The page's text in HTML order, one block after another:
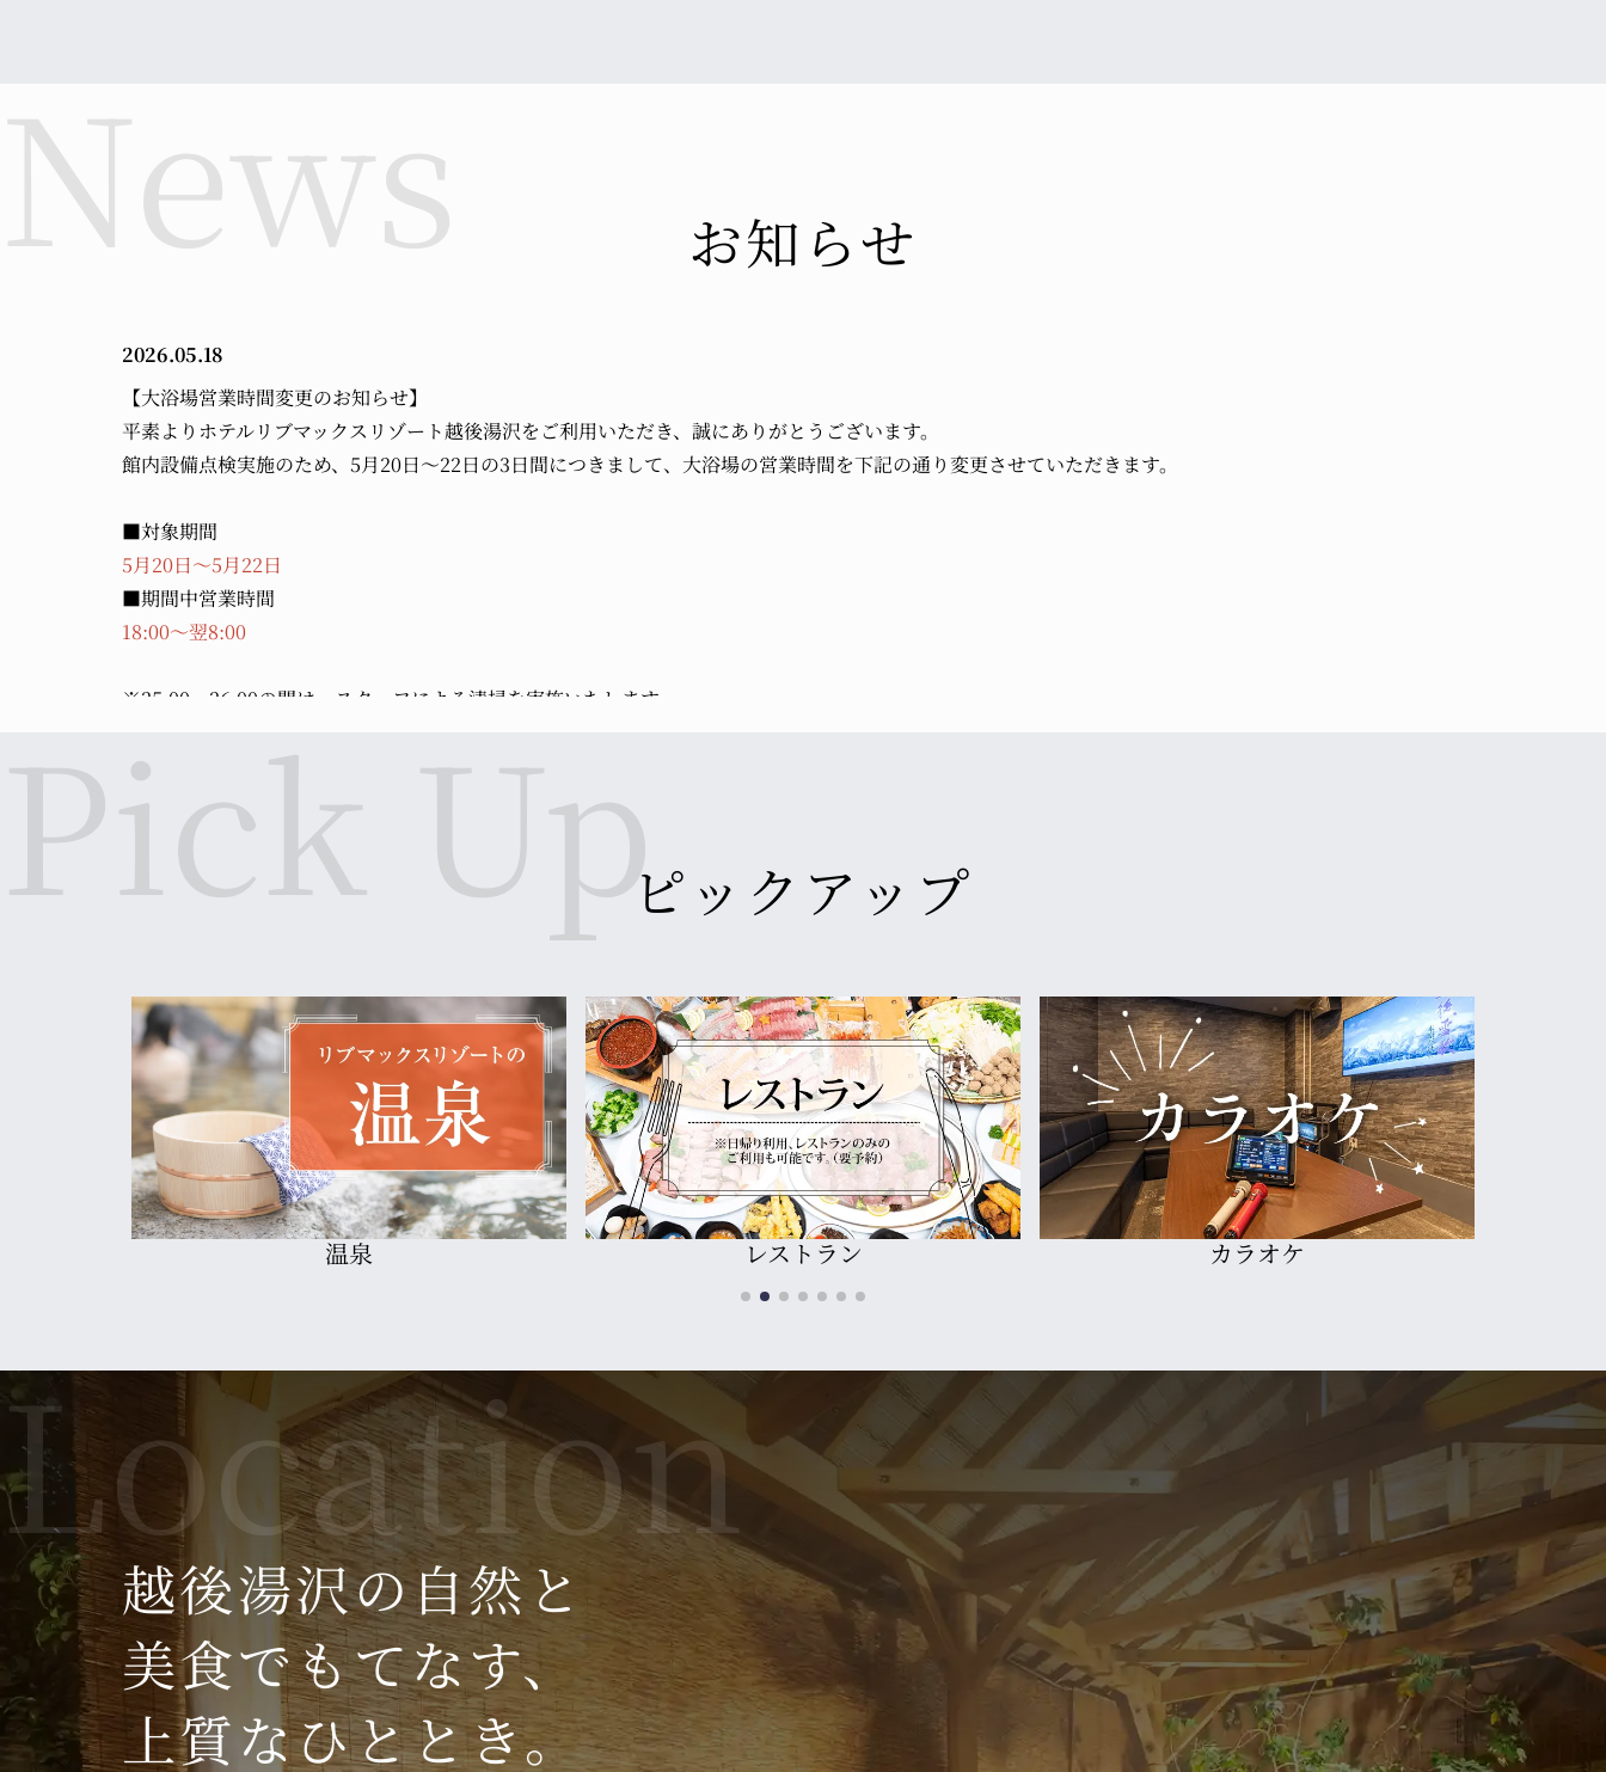
お知らせ
2026.05.18
【大浴場営業時間変更のお知らせ】
平素よりホテルリブマックスリゾート越後湯沢をご利用いただき、誠にありがとうございます。
館内設備点検実施のため、5月20日～22日の3日間につきまして、大浴場の営業時間を下記の通り変更させていただきます。
■対象期間
5月20日～5月22日
■期間中営業時間
18:00～翌8:00
※25:00～26:00の間は、スタッフによる清掃を実施いたします。
お客様にはご不便・ご迷惑をおかけいたしますが、何卒ご理解とご協力のほどよろしくお願い申し上げます。
2026.04.09
平素よりリブマックスリゾートをご利用いただき、誠にありがとうございます。
■日時
4月14日(火) 11:30～14:00
※作業状況により、時間が前後する場合がございます。
お客様にはご不便・ご迷惑をおかけいたしますが、何卒ご理解とご協力のほどよろしくお願い申し上げます。
4月5日でスキーシーズン終わりの為、敷地内にあるレンタルショップ今シーズン終わりでございます。
多くのお客様にご利用いただけて大変うれしく思います。
またスキーシーズンになったらオープン致しますので今後ともよろしくお願いいたします
今後ともホテルリブマックスリゾート越後湯沢よろしくお願いいたします
2026.02.16
【駐車場ご利用について】
平素よりリブマックスリゾートをご利用頂きありがとうございます。
当ホテルの駐車場は宿泊様優先でございます。
日帰り入浴や日帰りバイキング利用の方は公共の駐車場又は交通機関のご利用をお願いいたします。
2026.01.22
ピックアップ
レストラン カラオケ
宿泊料金5％OFF
越後湯沢の自然と
美食でもてなす、
上質なひととき。